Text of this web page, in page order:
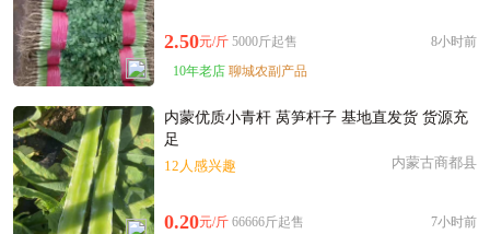
附近邹**老板7小时前询价供应商
盐城市文**老板8小时前成功采购
附近董**老板15小时前询价供应商
附近贺**老板8小时前看了商品
盐城市洪**老板18分钟前获取了报价
2.50元/斤 5000斤起售
8小时前
10年老店 聊城农副产品
内蒙优质小青杆 莴笋杆子 基地直发货 货源充
足
12人感兴趣
内蒙古商都县
0.20元/斤 66666斤起售 7小时前